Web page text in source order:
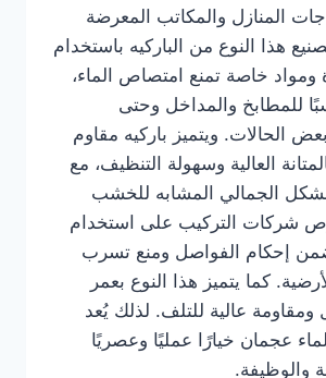
المنازل والمكاتب المعرضة
هذا النوع من الباركيه باستخدام
ومواد خاصة تمنع امتصاص الماء،
للمطابخ والمداخل وحتى
الحالات. ويتميز باركيه مقاوم
العالية وسهولة التنظيف، مع
الجمالي المشابه للخشب
شركات التركيب على استخدام
إحكام الفواصل ومنع تسرب
كما يتميز هذا النوع بعمر
عالية للتلف. لذلك يُعد
عجمان خيارًا عمليًا وعصريًا
والوظيفة.